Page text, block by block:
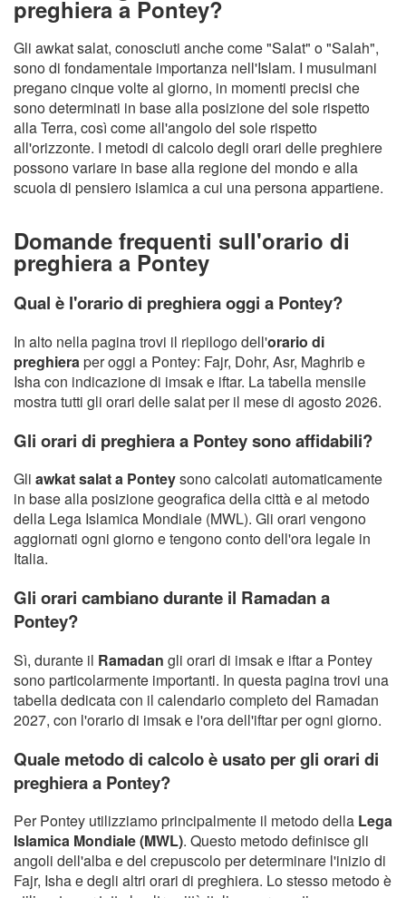
preghiera a Pontey?
Gli awkat salat, conosciuti anche come "Salat" o "Salah",
sono di fondamentale importanza nell'Islam. I musulmani
pregano cinque volte al giorno, in momenti precisi che
sono determinati in base alla posizione del sole rispetto
alla Terra, così come all'angolo del sole rispetto
all'orizzonte. I metodi di calcolo degli orari delle preghiere
possono variare in base alla regione del mondo e alla
scuola di pensiero islamica a cui una persona appartiene.
Domande frequenti sull'orario di
preghiera a Pontey
Qual è l'orario di preghiera oggi a Pontey?
In alto nella pagina trovi il riepilogo dell'orario di
preghieraper oggi a Pontey: Fajr, Dohr, Asr, Maghrib e
Isha con indicazione di imsak e iftar. La tabella mensile
mostra tutti gli orari delle salat per il mese di agosto 2026.
Gli orari di preghiera a Pontey sono affidabili?
Gli awkat salat a Ponteysono calcolati automaticamente
in base alla posizione geografica della città e al metodo
della Lega Islamica Mondiale (MWL). Gli orari vengono
aggiornati ogni giorno e tengono conto dell'ora legale in
Italia.
Gli orari cambiano durante il Ramadan a
Pontey?
Sì, durante il Ramadan gli orari di imsak e iftar a Pontey
sono particolarmente importanti. In questa pagina trovi una
tabella dedicata con il calendario completo del Ramadan
2027, con l'orario di imsak e l'ora dell'iftar per ogni giorno.
Quale metodo di calcolo è usato per gli orari di
preghiera a Pontey?
Per Pontey utilizziamo principalmente il metodo della Lega
Islamica Mondiale (MWL). Questo metodo definisce gli
angoli dell'alba e del crepuscolo per determinare l'inizio di
Fajr, Isha e degli altri orari di preghiera. Lo stesso metodo è